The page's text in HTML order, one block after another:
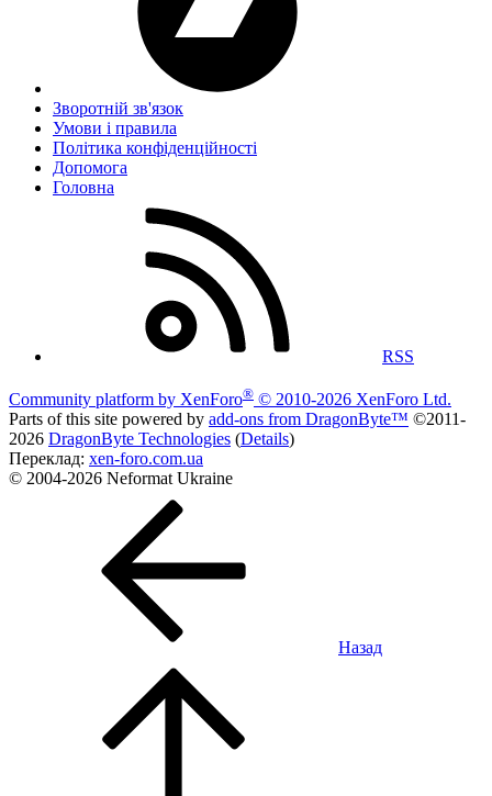
Зворотній зв'язок
Умови і правила
Політика конфіденційності
Дoпoмoга
Головна
RSS
Community platform by XenForo® © 2010-2026 XenForo Ltd.
Parts of this site powered by add-ons from DragonByte™ ©2011-
2026 DragonByte Technologies (Details)
Переклад: xen-foro.com.ua
© 2004-2026 Neformat Ukraine
Назад